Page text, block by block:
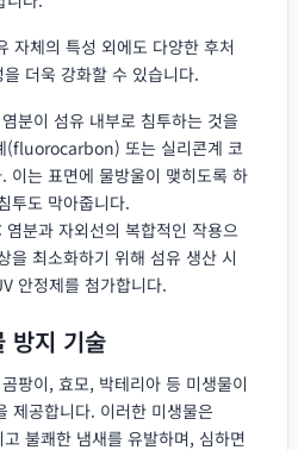
자체의 특성 외에도 다양한 후처
더욱 강화할 수 있습니다.
분이 섬유 내부로 침투하는 것을
(fluorocarbon) 또는 실리콘계 코
이는 표면에 물방울이 맺히도록 하
투도 막아줍니다.
: 염분과 자외선의 복합적인 작용으
을 최소화하기 위해 섬유 생산 시
안정제를 첨가합니다.
방지 기술
팡이, 효모, 박테리아 등 미생물이
제공합니다. 이러한 미생물은
불쾌한 냄새를 유발하며, 심하면